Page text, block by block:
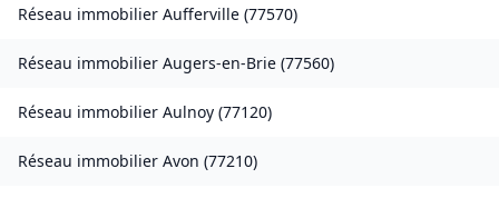
Réseau immobilier Aufferville (77570)
Réseau immobilier Augers-en-Brie (77560)
Réseau immobilier Aulnoy (77120)
Réseau immobilier Avon (77210)